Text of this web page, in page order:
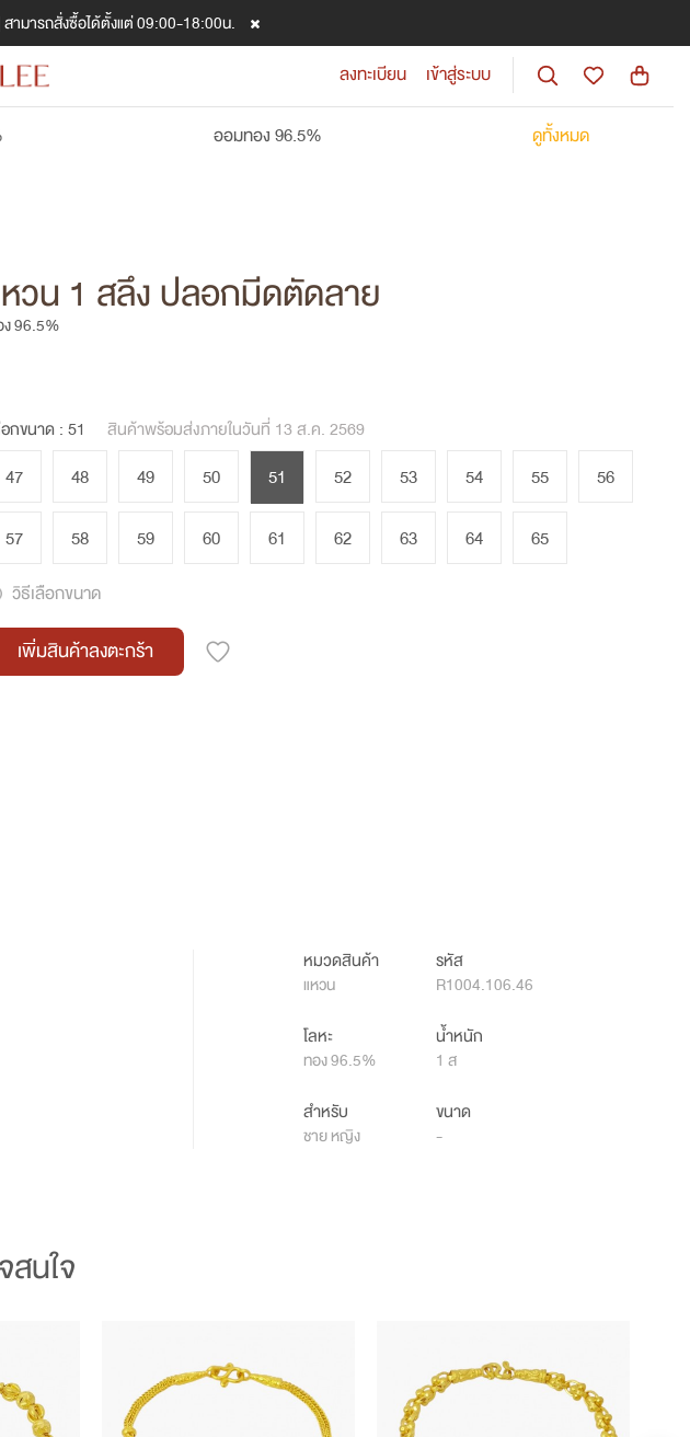
ามารถสั่งซื้อได้ตั้งแต่ 09:00-18:00น.
ลงทะเบียน เข้าสู่ระบบ
ออมทอง 96.5% ดูทั้งหมด
วน 1 สลึง ปลอกมีดตัดลาย
96.5%
กขนาด : 51 สินค้าพร้อมส่งภายในวันที่ 13 ส.ค. 2569
47 48 49 50 51 52 53 54 55 56
57 58 59 60 61 62 63 64
65
วิธีเลือกขนาด
เพิ่มสินค้าลงตะกร้า
หมวดสินค้า
แหวน
โลหะ
ทอง 96.5%
สำหรับ
ชาย หญิง
รหัส
R1004.106.46
น้ำหนัก
1 ส
ขนาด
-
นใจ